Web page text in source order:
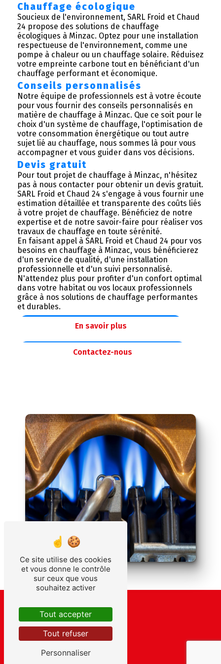
Chauffage écologique
Soucieux de l'environnement, SARL Froid et Chaud
24 propose des solutions de chauffage
écologiques à Minzac. Optez pour une installation
respectueuse de l'environnement, comme une
pompe à chaleur ou un chauffage solaire. Réduisez
votre empreinte carbone tout en bénéficiant d'un
chauffage performant et économique.
Conseils personnalisés
Notre équipe de professionnels est à votre écoute
pour vous fournir des conseils personnalisés en
matière de chauffage à Minzac. Que ce soit pour le
choix d'un système de chauffage, l'optimisation de
votre consommation énergétique ou tout autre
sujet lié au chauffage, nous sommes là pour vous
accompagner et vous guider dans vos décisions.
Devis gratuit
Pour tout projet de chauffage à Minzac, n'hésitez
pas à nous contacter pour obtenir un devis gratuit.
SARL Froid et Chaud 24 s'engage à vous fournir une
estimation détaillée et transparente des coûts liés
à votre projet de chauffage. Bénéficiez de notre
expertise et de notre savoir-faire pour réaliser vos
travaux de chauffage en toute sérénité.
En faisant appel à SARL Froid et Chaud 24 pour vos
besoins en chauffage à Minzac, vous bénéficierez
d'un service de qualité, d'une installation
professionnelle et d'un suivi personnalisé.
N'attendez plus pour profiter d'un confort optimal
dans votre habitat ou vos locaux professionnels
grâce à nos solutions de chauffage performantes
et durables.
En savoir plus
Contactez-nous
Ce site utilise des cookies
et vous donne le contrôle
sur ceux que vous
souhaitez activer
Tout accepter
Tout refuser
Personnaliser